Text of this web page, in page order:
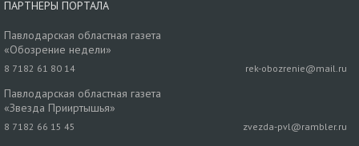
ПАРТНЕРЫ ПОРТАЛА
Павлодарская областная газета
«Обозрение недели»
8 7182 61 80 14 rek-obozrenie@mail.ru
Павлодарская областная газета
«Звезда Прииртышья»
8 7182 66 15 45 zvezda-pvl@rambler.ru